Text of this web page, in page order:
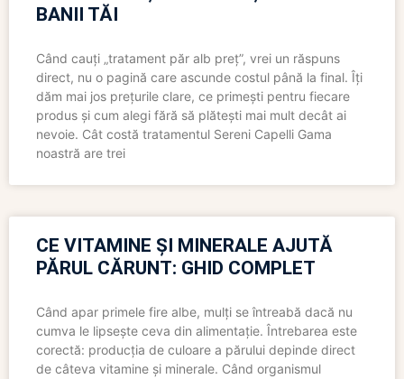
BANII TĂI
Când cauți „tratament păr alb preț”, vrei un răspuns
direct, nu o pagină care ascunde costul până la final. Îți
dăm mai jos prețurile clare, ce primești pentru fiecare
produs și cum alegi fără să plătești mai mult decât ai
nevoie. Cât costă tratamentul Sereni Capelli Gama
noastră are trei
CE VITAMINE ȘI MINERALE AJUTĂ
PĂRUL CĂRUNT: GHID COMPLET
Când apar primele fire albe, mulți se întreabă dacă nu
cumva le lipsește ceva din alimentație. Întrebarea este
corectă: producția de culoare a părului depinde direct
de câteva vitamine și minerale. Când organismul